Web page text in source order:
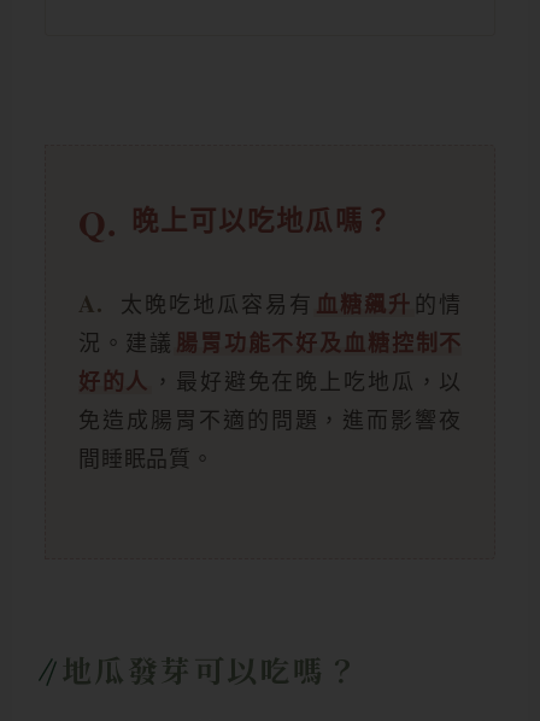
晚上可以吃地瓜嗎？
太晚吃地瓜容易有 血糖飆升 的情
況。建議 腸胃功能不好及血糖控制不
好的人 ，最好避免在晚上吃地瓜，以
免造成腸胃不適的問題，進而影響夜
間睡眠品質。
地瓜發芽可以吃嗎？